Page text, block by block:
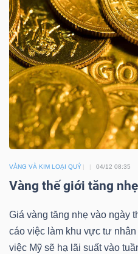
VÀNG VÀ KIM LOẠI QUÝ 04/12 08:35
Vàng thế giới tăng nhẹ
Giá vàng tăng nhẹ vào ngày
cáo việc làm khu vực tư
việc Mỹ sẽ hạ lãi suất vào
YẾU
TIÊU
DÙNG
THIẾT
YẾU